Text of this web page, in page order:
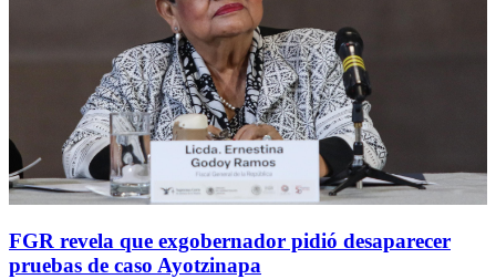
FGR revela que exgobernador pidió desaparecer
pruebas de caso Ayotzinapa